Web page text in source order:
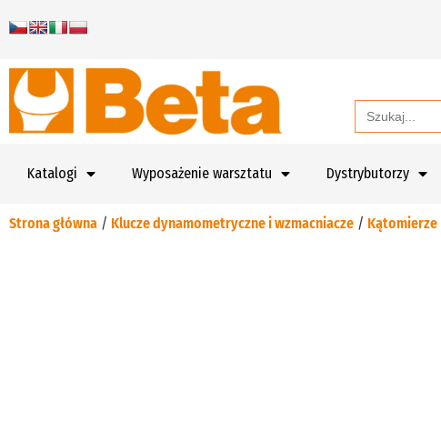
Search
for:
Katalogi Wyposażenie warsztatu Dystrybutorzy
Strona główna / Klucze dynamometryczne i wzmacniacze / Kątomierze